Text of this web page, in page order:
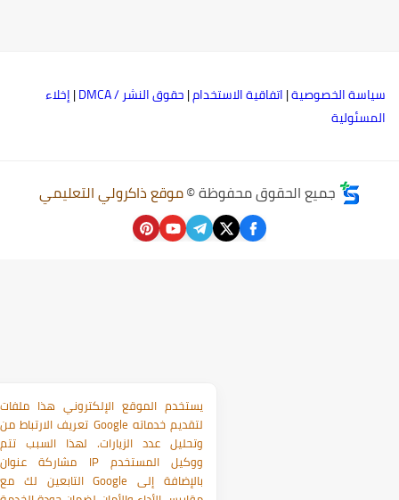
الخصوصية|اتفاقية الاستخدام|حقوق النشر / DMCA |إخلاء
جميع الحقوق محفوظة ©موقع ذاكرولي التعليمي
يستخدم الموقع الإلكتروني هذا ملفات
تعريف الارتباط من Google لتقديم خدماته
وتحليل عدد الزيارات. لهذا السبب تتم
مشاركة عنوان IP ووكيل المستخدم
التابعين لك مع Google بالإضافة إلى